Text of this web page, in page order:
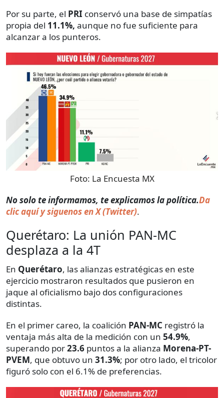
Por su parte, el PRI conservó una base de simpatías
propia del 11.1%, aunque no fue suficiente para
alcanzar a los punteros.
Foto: La Encuesta MX
No solo te informamos, te explicamos la política.Da
clic aquí y siguenos en X (Twitter).
Querétaro: La unión PAN-MC
desplaza a la 4T
En Querétaro, las alianzas estratégicas en este
ejercicio mostraron resultados que pusieron en
jaque al oficialismo bajo dos configuraciones
distintas.
En el primer careo, la coalición PAN-MC registró la
ventaja más alta de la medición con un 54.9%,
superando por23.6 puntos a la alianza Morena-PT-
PVEM, que obtuvo un 31.3%; por otro lado, el tricolor
figuró solo con el 6.1% de preferencias.